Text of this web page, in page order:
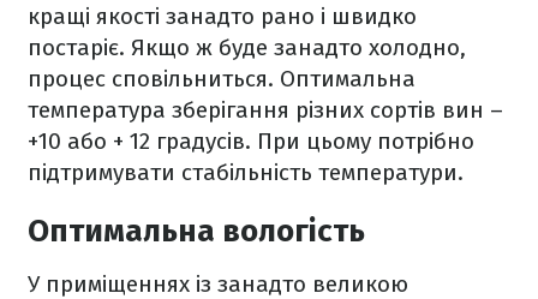
кращі якості занадто рано і швидко
постаріє. Якщо ж буде занадто холодно,
процес сповільниться. Оптимальна
температура зберігання різних сортів вин –
+10 або + 12 градусів. При цьому потрібно
підтримувати стабільність температури.
Оптимальна вологість
У приміщеннях із занадто великою